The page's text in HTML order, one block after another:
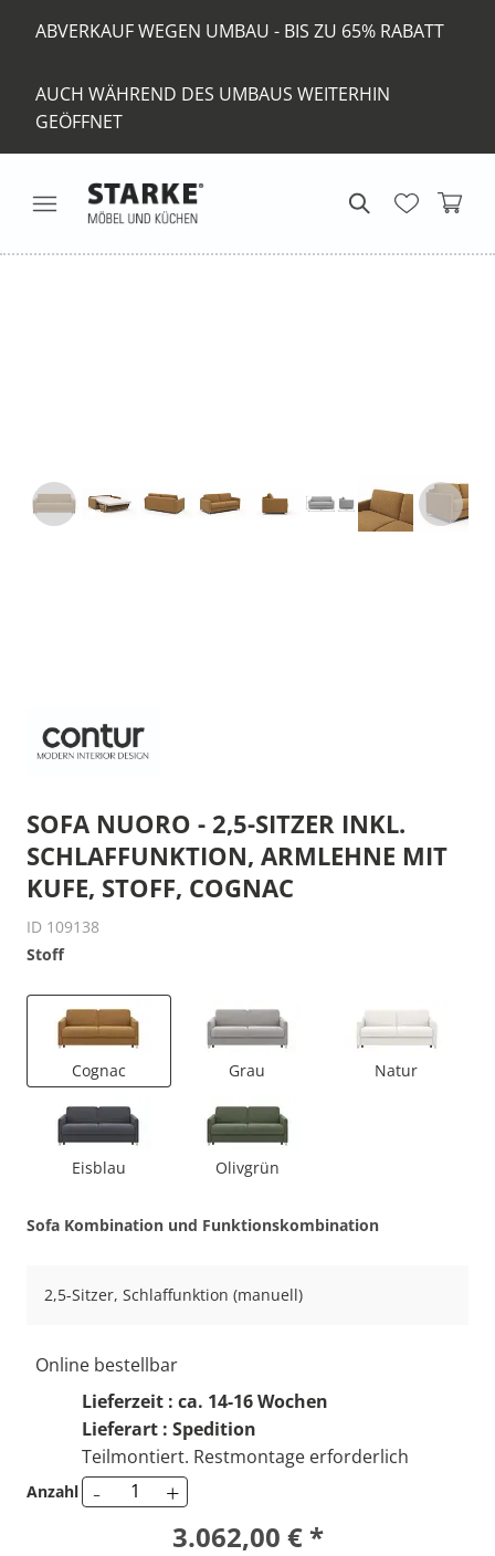
ABVERKAUF WEGEN UMBAU - BIS ZU 65% RABATT
AUCH WÄHREND DES UMBAUS WEITERHIN
GEÖFFNET
SOFA NUORO - 2,5-SITZER INKL.
SCHLAFFUNKTION, ARMLEHNE MIT
KUFE, STOFF, COGNAC
ID 109138
Stoff
Cognac Grau Natur
Eisblau Olivgrün
Sofa Kombination und Funktionskombination
2,5-Sitzer, Schlaffunktion (manuell)
Online bestellbar
Lieferzeit : ca. 14-16 Wochen
Lieferart : Spedition
Teilmontiert. Restmontage erforderlich
Anzahl - +
3.062,00 € *